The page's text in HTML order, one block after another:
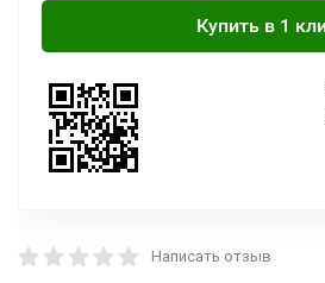
Написать отзыв